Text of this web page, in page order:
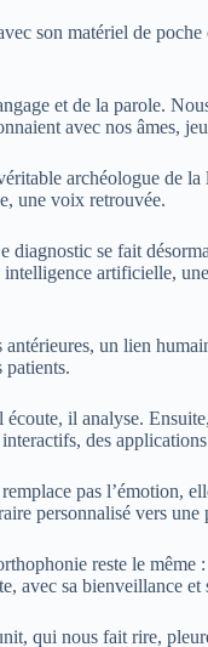
son matériel de
et de la parole.
avec nos âmes,
archéologue de la
une voix retrouvée.
se fait
artificielle,
un lien
patients.
il analyse.
des
pas
personnalisé vers
reste le même
sa bienveillance
qui nous fait rire,